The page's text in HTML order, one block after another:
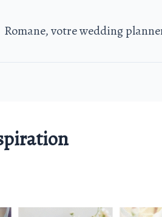
Romane, votre wedding